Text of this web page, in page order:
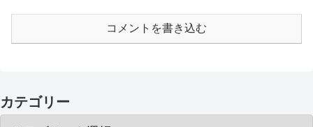
コメントを書き込む
カテゴリー